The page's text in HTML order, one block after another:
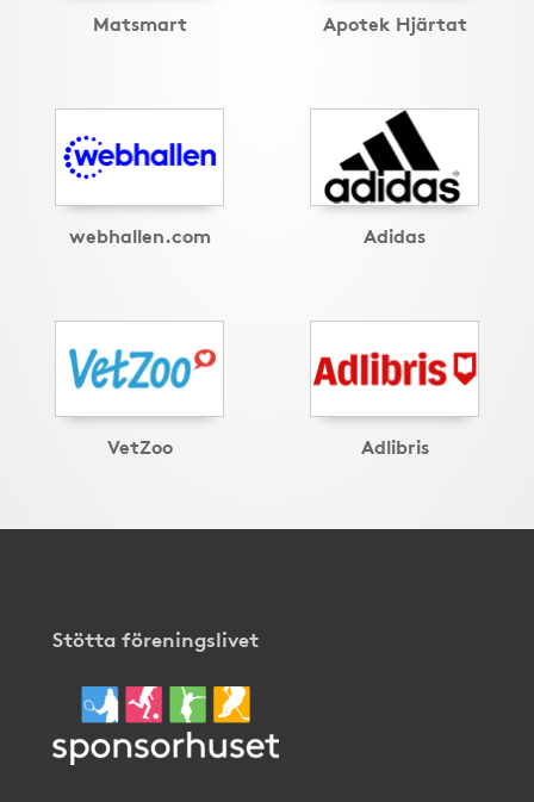
Matsmart Apotek Hjärtat
webhallen.com Adidas
VetZoo Adlibris
Stötta föreningslivet